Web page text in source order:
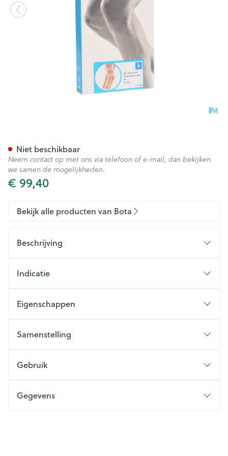
€ 99,40
Niet beschikbaar
Neem contact op met ons via telefoon of e-mail, dan bekijken
we samen de mogelijkheden.
Bekijk alle producten van Bota
Beschrijving
Indicatie
Eigenschappen
Samenstelling
Gebruik
Gegevens